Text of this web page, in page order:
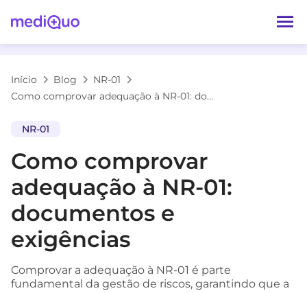
Início Blog
NR-01
Como comprovar adequação à NR-01: documentos e exigências
NR-01
Como comprovar
adequação à NR-01:
documentos e
exigências
Comprovar a adequação à NR-01 é parte
fundamental da gestão de riscos, garantindo que a